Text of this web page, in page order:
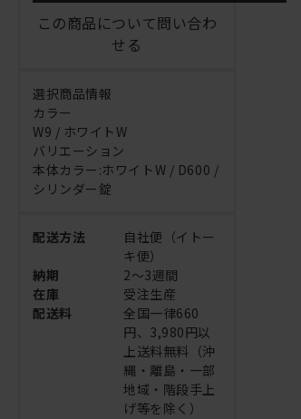
この商品について問い合わ
せる
選択商品情報
カラー
W9 / ホワイトW
バリエーション
本体カラー:ホワイトW / D600 /
シリンダー錠
配送方法
自社便（イトー
キ便）
納期
2～3週間
在庫
受注生産
配送料
全国一律660
円、3,980円以
上送料無料（沖
縄・離島・一部
地域・階段手上
げ等を除く）